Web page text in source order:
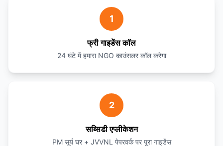
1
फ्री गाइडेंस कॉल
24 घंटे में हमारा NGO काउंसलर कॉल करेगा
2
सब्सिडी एप्लीकेशन
PM सूर्य घर + JVVNL पेपरवर्क पर पूरा गाइडेंस